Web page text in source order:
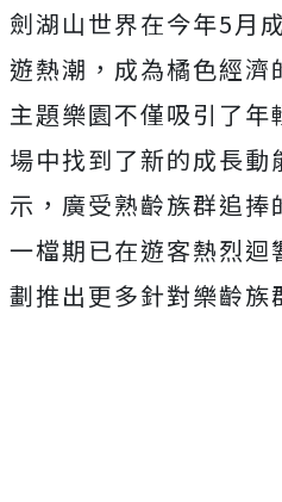
劍湖山世界在今年5月
遊熱潮，成為橘色經濟
主題樂園不僅吸引了年
場中找到了新的成長動
示，廣受熟齡族群追
一檔期已在遊客熱烈迴
劃推出更多針對樂齡族